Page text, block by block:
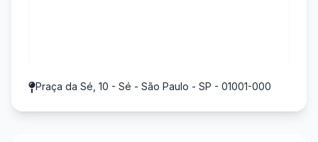
Praça da Sé, 10 - Sé - São Paulo - SP - 01001-000